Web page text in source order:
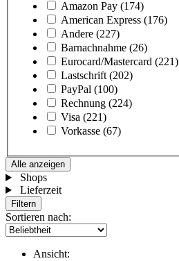
Amazon Pay (174)
American Express (176)
Andere (227)
Barnachnahme (26)
Eurocard/Mastercard (221)
Lastschrift (202)
PayPal (100)
Rechnung (224)
Visa (221)
Vorkasse (67)
Alle anzeigen
Shops
Lieferzeit
Filtern
Sortieren nach:
Ansicht: